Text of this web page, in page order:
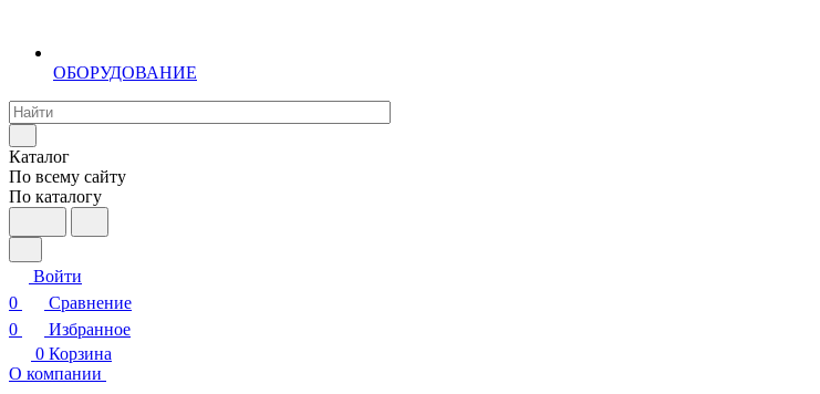
ОБОРУДОВАНИЕ
Каталог
По всему сайту
По каталогу
Войти
0
Сравнение
0
Избранное
0 Корзина
О компании